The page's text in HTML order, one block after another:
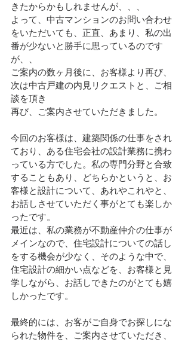
きたからかもしれませんが、、、
よって、中古マンションのお問い合わせ
をいただいても、正直、あまり、私の出
番が少ないと勝手に思っているのです
が、、
ご案内の数ヶ月後に、お客様より再び、
次は中古戸建の内見リクエストと、ご相
談を頂き
再び、ご案内させていただきました。
今回のお客様は、建築関係の仕事をされ
ており、ある住宅会社の設計業務に携わ
っている方でした。私の専門分野と合致
することもあり、どちらかというと、お
客様と設計について、あれやこれやと、
お話しさせていただく事がとても楽しか
ったです。
最近は、私の業務が不動産仲介の仕事が
メインなので、住宅設計についての話し
をする機会が少なく、そのような中で、
住宅設計の細かい点などを、お客様と見
学しながら、お話しできたのがとても嬉
しかったです。
最終的には、お客がご自身でお探しにな
られた物件を、ご案内させていただき、